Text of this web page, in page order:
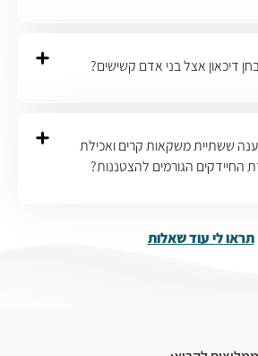
דיכאון אצל בני אדם קשישים?
ששתיית משקאות קרים ואכילת
החיידקים הגורמים להצטננות?
תראו לי עוד שאלות